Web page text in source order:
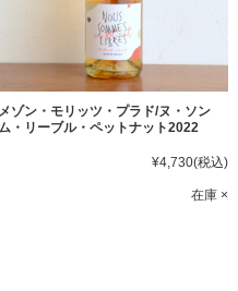
メゾン・モリッツ・プラド/ヌ・ソン
ム・リーブル・ペットナット2022
¥4,730(税込)
在庫 ×